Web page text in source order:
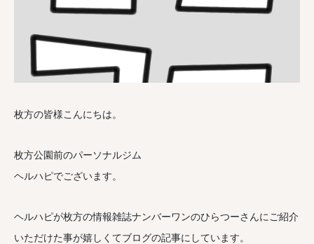
枚方の皆様こんにちは。
枚方公園前のパーソナルジム
ヘルハピでございます。
ヘルハピが枚方の情報雑誌ナンバーワンのひらつーさんにご紹介
いただけた事が嬉しくてブログの記事にしています。